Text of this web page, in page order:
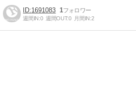
1691083 1
週間IN:0 週間OUT:0 月間IN:2